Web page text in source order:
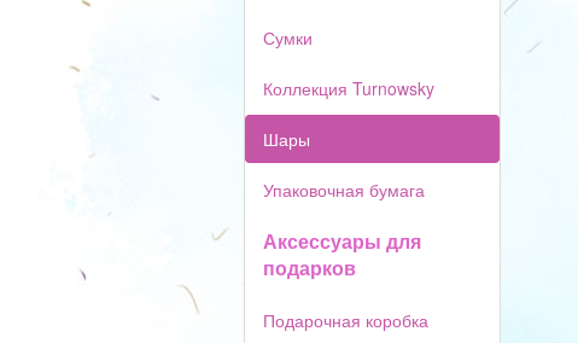
Сумки
Коллекция Turnowsky
Шары
Упаковочная бумага
Аксессуары для
подарков
Подарочная коробка